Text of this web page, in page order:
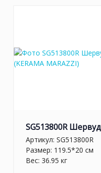
SG513800R
Артикул: SG513800R
Размер: 119.5*20 см
Вес: 36.95 кг